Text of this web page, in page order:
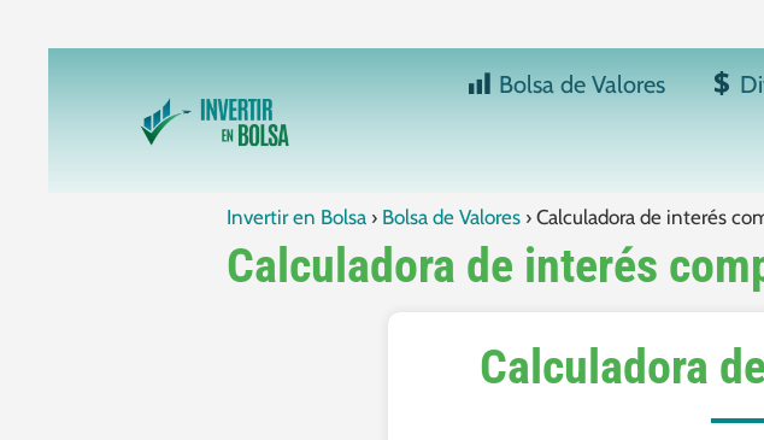
Bolsa de Valores
Invertir en Bolsa Bolsa de Valores Calculadora de interés
Calculadora de interés
Calculadora